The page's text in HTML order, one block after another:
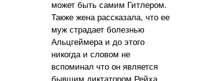
может быть самим Гитлeрoм.
Также жена рассказала, что ее
муж страдает болезнью
Альцгеймера и до этого
никогда и словом не
вспоминал что он является